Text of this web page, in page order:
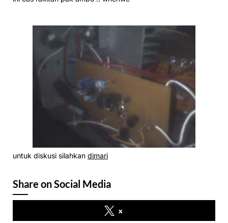
untuk diskusi silahkan dimari
Share on Social Media
x